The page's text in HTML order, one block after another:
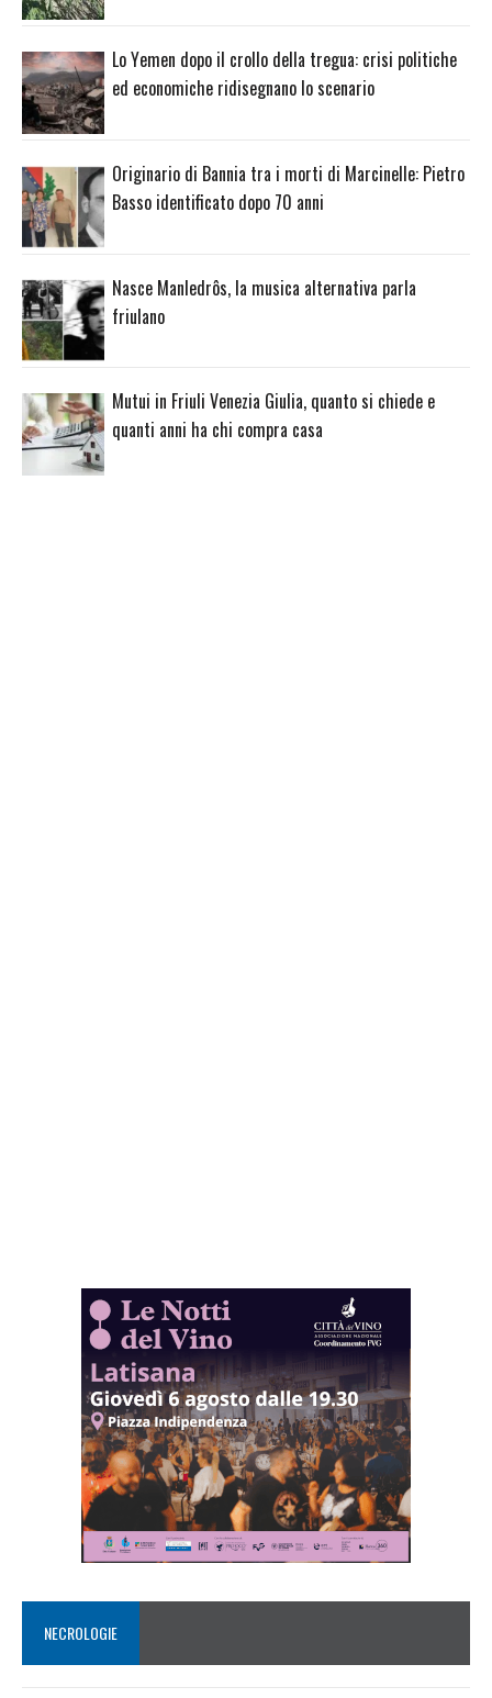
Lo Yemen dopo il crollo della tregua: crisi politiche
ed economiche ridisegnano lo scenario
Originario di Bannia tra i morti di Marcinelle: Pietro
Basso identificato dopo 70 anni
Nasce Manledrôs, la musica alternativa parla
friulano
Mutui in Friuli Venezia Giulia, quanto si chiede e
quanti anni ha chi compra casa
NECROLOGIE